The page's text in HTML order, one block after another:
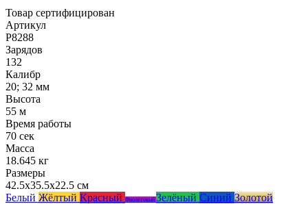
Товар сертифицирован
Артикул
Р8288
Зарядов
132
Калибр
20; 32 мм
Высота
55 м
Время работы
70 сек
Масса
18.645 кг
Размеры
42.5x35.5x22.5 см
Белый Жёлтый Красный Фиолетовый Зелёный Синий Золотой